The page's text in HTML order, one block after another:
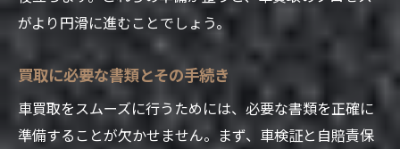
査定時に注意すべき車のポイント
オンライン査定と対面査定の違い
査定額に影響する要因とその対策
査定結果を比較する方法
交渉時に役立つ査定知識
がより円滑に進むことでしょう。
買取に必要な書類とその手続き
車買取をスムーズに行うためには、必要な書類を正確に
準備することが欠かせません。まず、車検証と自賠責保